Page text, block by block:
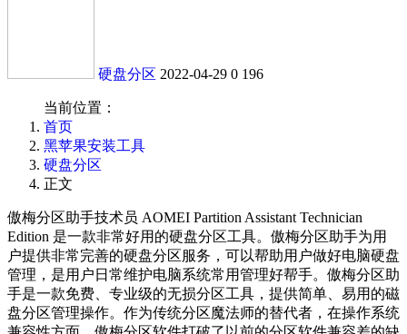
硬盘分区 2022-04-29 0 196
当前位置：
首页
黑苹果安装工具
硬盘分区
正文
傲梅分区助手技术员 AOMEI Partition Assistant Technician
Edition 是一款非常好用的硬盘分区工具。傲梅分区助手为用
户提供非常完善的硬盘分区服务，可以帮助用户做好电脑硬盘
管理，是用户日常维护电脑系统常用管理好帮手。傲梅分区助
手是一款免费、专业级的无损分区工具，提供简单、易用的磁
盘分区管理操作。作为传统分区魔法师的替代者，在操作系统